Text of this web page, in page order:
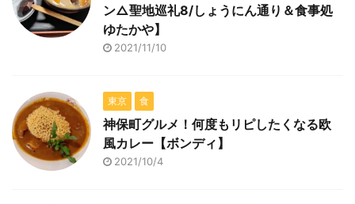
ン△聖地巡礼8/しょうにん通り＆食事処
ゆたかや】
2021/11/10
東京 食
神保町グルメ！何度もリピしたくなる欧
風カレー【ボンディ】
2021/10/4